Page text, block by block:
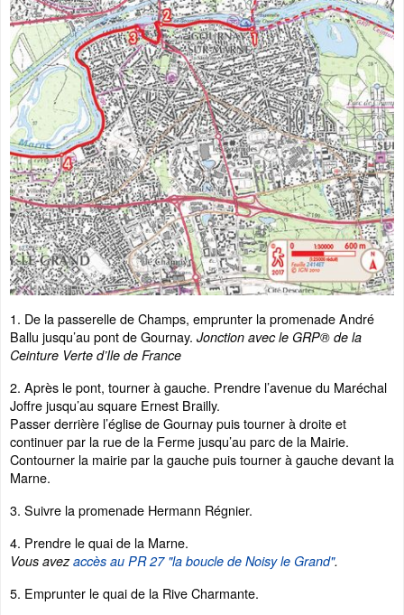
1. De la passerelle de Champs, emprunter la promenade André
Ballu jusqu’au pont de Gournay. Jonction avec le GRP® de la
Ceinture Verte d’Ile de France
2. Après le pont, tourner à gauche. Prendre l’avenue du Maréchal
Joffre jusqu’au square Ernest Brailly.
Passer derrière l’église de Gournay puis tourner à droite et
continuer par la rue de la Ferme jusqu’au parc de la Mairie.
Contourner la mairie par la gauche puis tourner à gauche devant la
Marne.
3. Suivre la promenade Hermann Régnier.
4. Prendre le quai de la Marne.
Vous avezaccès au PR 27 "la boucle de Noisy le Grand".
5. Emprunter le quai de la Rive Charmante.